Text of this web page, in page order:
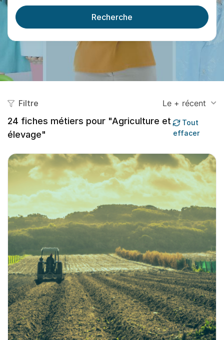
Recherche
Filtre Le + récent
24 fiches métiers pour "Agriculture et
élevage"
Tout
effacer